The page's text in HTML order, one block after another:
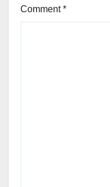
Comment*